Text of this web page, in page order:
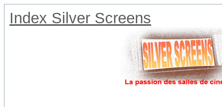
Index Silver Screens